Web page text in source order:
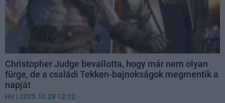
Christopher Judge bevallotta, hogy már nem olyan
fürge, de a családi Tekken-bajnokságok megmentik a
napját
Hír | 2025.10.28 12:12